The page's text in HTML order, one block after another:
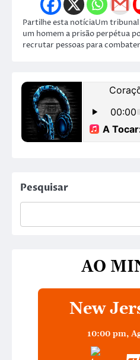
Partilhe esta notíciaUm
um homem a prisão perpétua
recrutar pessoas para
Pesquisar
AO
New
10:00 pm,